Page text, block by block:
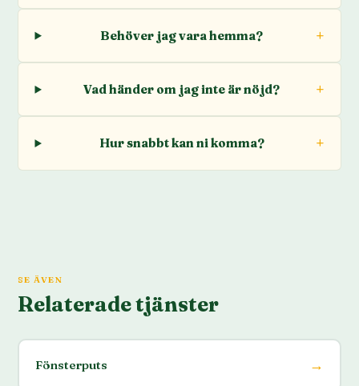
Behöver jag vara hemma?
Vad händer om jag inte är nöjd?
Hur snabbt kan ni komma?
SE ÄVEN
Relaterade tjänster
Fönsterputs →